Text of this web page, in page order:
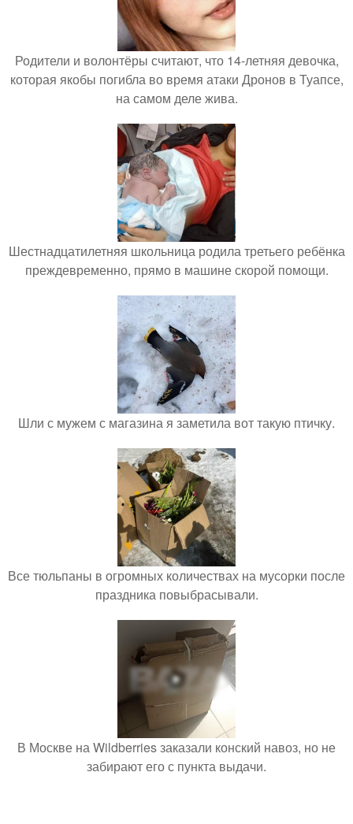
Родители и волонтёры считают, что 14-летняя девочка,
которая якобы погибла во время атаки Дронов в Туапсе,
на самом деле жива.
Шестнадцатилетняя школьница родила третьего ребёнка
преждевременно, прямо в машине скорой помощи.
Шли с мужем с магазина я заметила вот такую птичку.
Все тюльпаны в огромных количествах на мусорки после
праздника повыбрасывали.
В Москве на Wildberries заказали конский навоз, но не
забирают его с пункта выдачи.